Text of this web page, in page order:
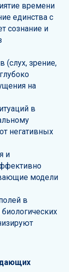
времени
единства с
сознание и
(слух, зрение,
на
в
негативных
и
модели
в